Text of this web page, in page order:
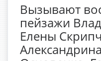
Вызывают
пейзажи
Елены